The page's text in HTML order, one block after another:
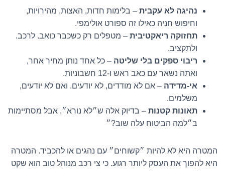
נהיגה לא עקבית – בלימות חדות, האצות, מהירויות,
וחיפוש חניה כאילו זה ספורט אולימפי.
תחזוקה ריאקטיבית – מטפלים רק כשכבר כואב. לרכב.
ולתקציב.
ריבוי ספקים בלי שליטה – כל אחד נותן מחיר אחר,
ואתה נשאר עם כאב ראש ו-12 חשבוניות.
אי-מדידה – אם לא מודדים, לא יודעים. ואם לא יודעים,
משלמים.
תאונות קטנות – בדיוק אלה ש״לא נורא״, אבל מסתיימות
ב״למה הביטוח עלה שוב?״
המטרה היא לא להיות ״קשוחים״ עם נהגים או להכביד. המטרה
היא להפוך את העסק ליותר רגוע. כי צי רכב מנוהל טוב הוא שקט